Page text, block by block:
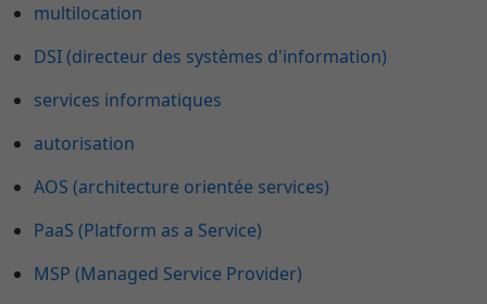
multilocation
DSI (directeur des systèmes d'information)
services informatiques
autorisation
AOS (architecture orientée services)
PaaS (Platform as a Service)
MSP (Managed Service Provider)